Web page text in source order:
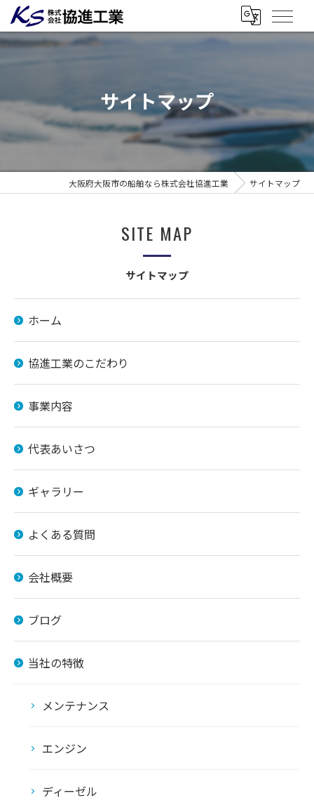
サイトマップ
大阪府大阪市の船舶なら株式会社協進工業 サイトマップ
サイトマップ
SITE MAP
ホーム
協進工業のこだわり
事業内容
代表あいさつ
ギャラリー
よくある質問
会社概要
ブログ
当社の特徴
メンテナンス
エンジン
ディーゼル